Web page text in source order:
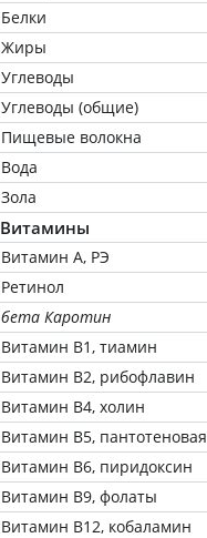
Белки
Жиры
Углеводы
Углеводы (общие)
Пищевые волокна
Вода
Зола
Витамины
Витамин А, РЭ
Ретинол
бета Каротин
Витамин В1, тиамин
Витамин В2, рибофлавин
Витамин В4, холин
Витамин В5, пантотеновая
Витамин В6, пиридоксин
Витамин В9, фолаты
Витамин В12, кобаламин